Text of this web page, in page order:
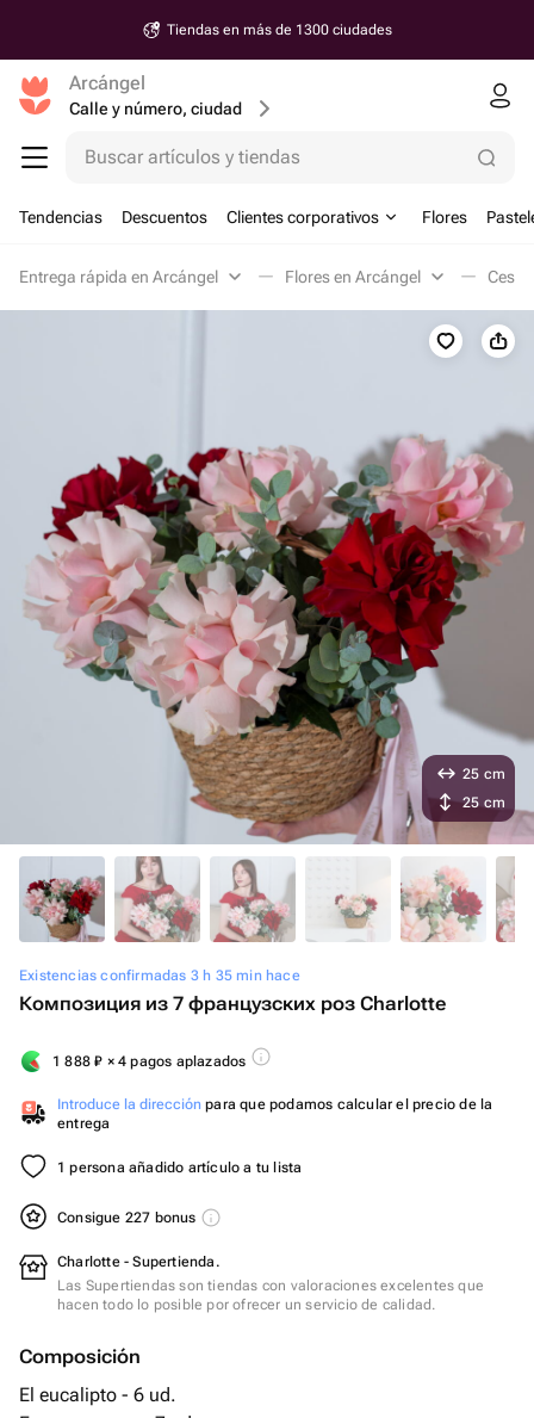
Tiendas en más de 1300 ciudades
Arcángel
Calle y número, ciudad
Buscar artículos y tiendas
Tendencias Descuentos Clientes corporativos Flores
Entrega rápida en Arcángel Flores en Arcángel
Existencias confirmadas 3 h 35 min hace
Композиция из 7 французских роз Сharlotte
1 888₽ × 4 pagos aplazados
Introduce la dirección para que podamos calcular el precio de la
entrega
1 persona añadido artículo a tu lista
Consigue 227 bonus
Charlotte - Supertienda.
Las Supertiendas son tiendas con valoraciones excelentes que
hacen todo lo posible por ofrecer un servicio de calidad.
Composición
El eucalipto - 6 ud.
25 cm
25 cm